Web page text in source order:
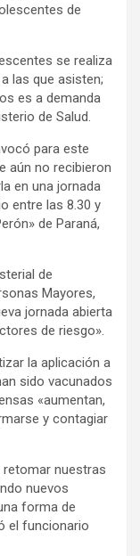
de
se realiza
las que asisten;
es a demanda
de Salud.
para este
aún no recibieron
en una jornada
entre las 8.30 y
de Paraná,
de
Mayores,
jornada abierta
de riesgo».
la aplicación a
sido vacunados
«aumentan,
y contagiar
retomar nuestras
nuevos
forma de
el funcionario